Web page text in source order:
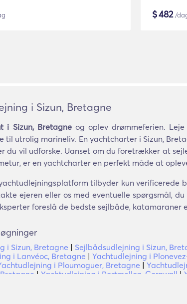
$482/
i Sizun, Bretagne
i Sizun, Bretagneog oplev drømmeferien.
til utrolig marineliv. En yachtcharter i Sizun,
du vil udforske. Uanset om du foretrækker at
er en yachtcharter en perfekt måde at
tilbyder kun
ejeren eller os med eventuelle spørgsmål,
foreslå de bedste sejlbåde, katamaraner
i Sizun, Bretagne | Sejlbådsudlejning i Sizun,
i Lanvéoc, Bretagne | Yachtudlejning i
i Ploumoguer, Bretagne |
| Yachtudlejning i Portmellon, Cornwall |